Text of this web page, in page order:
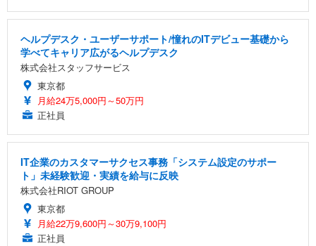
ヘルプデスク・ユーザーサポート/憧れのITデビュー基礎から
学べてキャリア広がるヘルプデスク
株式会社スタッフサービス
東京都
月給24万5,000円～50万円
正社員
IT企業のカスタマーサクセス事務「システム設定のサポー
ト」未経験歓迎・実績を給与に反映
株式会社RIOT GROUP
東京都
月給22万9,600円～30万9,100円
正社員